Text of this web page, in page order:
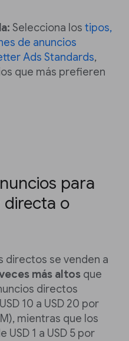
Selecciona los tipos,
de anuncios
Ads Standards,
que más prefieren
para
o
directos se venden a
más altos que
directos
10 a USD 20 por
mientras que los
1 a USD 5 por